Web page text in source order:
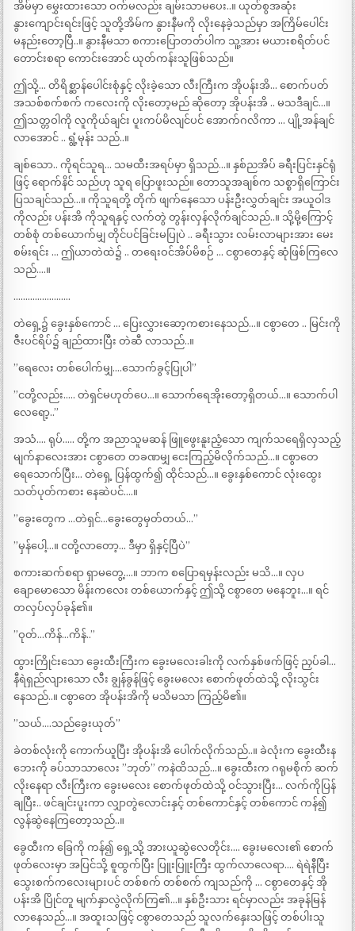
အိမ်မှာ မွှေးထားသော ဝက်မလည်း ချမ်းသာမပေး..။ ယုတ်စွအဆုံး
နွားကျောင်းရင်းဖြင့် သူတို့အိမ်က နွားနီမကို လိုးနေခဲ့သည်မှာ အကြိမ်ပေါင်း
မနည်းတော့ပြီ..။ နွားနီမသာ စကားပြောတတ်ပါက သူ့အား မယားစရိတ်ပင်
တောင်းစရာ ကောင်းအောင် ယုတ်ကန်းသူဖြစ်သည်။
ဤသို့… တိရိစ္ဆာန်ပေါင်းစုံနှင့် လိုးခဲ့သော လီးကြီးက အိုပန်းအိ… စောက်ပတ်
အသစ်စက်စက် ကလေးကို လိုးတော့မည် ဆိုတော့ အိုပန်းအိ .. မသဒီချင်…။
ဤသတ္တဝါကို လူကိုယ်ချင်း ပူးကပ်မိလျင်ပင် အောက်ဂလိကာ … ပျို့အန်ချင်
လာအောင် .. ရွံ့မုန်း သည်..။
ချစ်သော.. ကိုရင်သူရ… သမထီးအရပ်မှာ ရှိသည်…။ နှစ်ညအိပ် ခရီးပြင်းနှင်ရုံ
ဖြင့် ရောက်နိင် သည်ဟု သူရ ပြောဖူးသည်။ တောသူအချစ်က သစ္စာရှိကြောင်း
ပြသချင်သည်…။ ကိုသူရတို့ တိုက် ဖျက်နေသော ပန်းဦးလွှတ်ချင်း အယူဝါဒ
ကိုလည်း ပန်းအိ ကိုသူရနှင့် လက်တွဲ တွန်းလှန်လိုက်ချင်သည်..။ သို့မို့ကြောင့်
တစ်စုံ တစ်ယောက်မျှ တိုင်ပင်ခြင်းမပြုပဲ .. ခရီးသွား လမ်းလာများအား မေး
စမ်းရင်း … ဤယာတဲထဲ၌ .. တရေးဝင်အိပ်မိစဉ် … ငစွာတေနှင့် ဆုံဖြစ်ကြလေ
သည်….။
……………………
တဲရှေ့၌ ခွေးနှစ်ကောင် … ပြေးလွှားဆော့ကစားနေသည်…။ ငစွာတေ .. မြင်းကို
ဇီးပင်ရိပ်၌ ချည်ထားပြီး တဲဆီ လာသည်..။
”ရေလေး တစ်ပေါက်မျှ….သောက်ခွင့်ပြုပါ”
”ငတို့လည်း….. တဲရှင်မဟုတ်ပေ…။ သောက်ရေအိုးတော့ရှိတယ်…။ သောက်ပါ
လေရော့..”
အသံ…. ရုပ်….. တို့က အညာသူမဆန် ဖြူဖွေးနူးညံ့သော ကျက်သရေရှိလှသည့်
မျက်နာလေးအား ငစွာတေ တခဏမျှ ငေးကြည့်မိလိုက်သည်…။ ငစွာတေ
ရေသောက်ပြီး… တဲရှေ့ ပြန်ထွက်၍ ထိုင်သည်…။ ခွေးနှစ်ကောင် လုံးထွေး
သတ်ပုတ်ကစား နေဆဲပင်….။
”ခွေးတွေက …တဲရှင်…ခွေးတွေမှတ်တယ်…”
”မှန်ပေါ့…။ ငတို့လာတော့… ဒီမှာ ရှိနှင့်ပြီပဲ”
စကားဆက်စရာ ရှာမတွေ့….။ ဘာက စပြောရမှန်းလည်း မသိ…။ လှပ
ချောမောသော မိန်းကလေး တစ်ယောက်နှင့် ဤသို့ ငစွာတေ မနေဘူး…။ ရင်
တလှပ်လှပ်ခုန်၏။
”ဝုတ်…ကိန်…ကိန်..”
ထွားကြိုင်းသော ခွေးထီးကြီးက ခွေးမလေးခါးကို လက်နှစ်ဖက်ဖြင့် ညှပ်ခါ…
နီရဲရှည်လျားသော လီး ချွန်ခွန်ဖြင့် ခွေးမလေး စောက်ဖုတ်ထဲသို့ လိုးသွင်း
နေသည်..။ ငစွာတေ အိုပန်းအိကို မသိမသာ ကြည့်မိ၏။
”သယ်….သည်ခွေးယုတ်”
ခဲတစ်လုံးကို ကောက်ယူပြီး အိုပန်းအိ ပေါက်လိုက်သည်..။ ခဲလုံးက ခွေးထီးန
ဘေးကို ခပ်သာသာလေး ”ဘုတ်” ကနဲထိသည်…။ ခွေးထီးက ဂရုမစိုက် ဆက်
လိုးနေရာ လီးကြီးက ခွေးမလေး စောက်ဖုတ်ထဲသို့ ဝင်သွားပြီး… လက်ကိုပြန်
ချပြီး.. ဖင်ချင်းပူးကာ လျှာတွဲလောင်းနှင့် တစ်ကောင်နှင့် တစ်ကောင် ကန်၍
လွန်ဆွဲနေကြတော့သည်..။
ခွေထီးက ခြေကို ကန်၍ ရှေ့သို့ အားယူဆွဲလေတိုင်း…. ခွေးမလေး၏ စောက်
ဖုတ်လေးမှာ အပြင်သို့ စူထွက်ပြီး ပြူးပြူးကြီး ထွက်လာလေရာ…. ရဲရဲနီပြီး
သွေးစက်ကလေးများပင် တစ်စက် တစ်စက် ကျသည်ကို … ငစွာတေနှင့် အို
ပန်းအိ ပြိုင်တူ မျက်နှာလွဲလိုက်ကြ၏…။ နှစ်ဦးသား ရင်မှာလည်း အခုန်မြန်
လာနေသည်…။ အထူးသဖြင့် ငစွာတေသည် သူလက်နှေးသဖြင့် တစ်ပါးသူ